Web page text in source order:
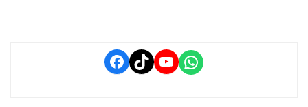
Facebook
TikTokYouTube
WhatsApp